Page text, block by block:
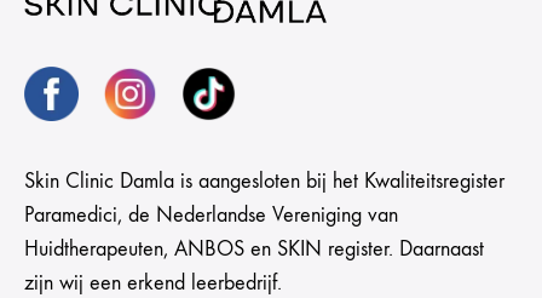
Skin Clinic Damla is aangesloten bij het Kwaliteitsregister
Paramedici, de Nederlandse Vereniging van
Huidtherapeuten, ANBOS en SKIN register. Daarnaast
zijn wij een erkend leerbedrijf.